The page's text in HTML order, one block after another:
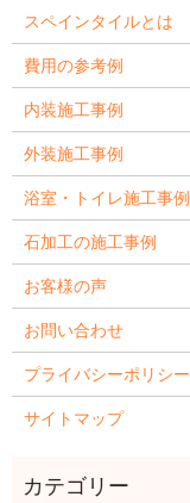
スペインタイルとは
費用の参考例
内装施工事例
外装施工事例
浴室・トイレ施工事例
石加工の施工事例
お客様の声
お問い合わせ
プライバシーポリシー
サイトマップ